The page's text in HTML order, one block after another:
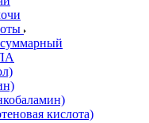
кислота)